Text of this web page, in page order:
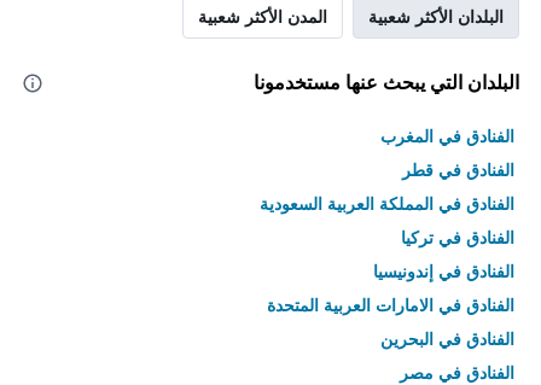
البلدان الأكثر شعبية المدن الأكثر شعبية
البلدان التي يبحث عنها مستخدمونا
الفنادق في المغرب
الفنادق في قطر
الفنادق في المملكة العربية السعودية
الفنادق في تركيا
الفنادق في إندونيسيا
الفنادق في الامارات العربية المتحدة
الفنادق في البحرين
الفنادق في مصر